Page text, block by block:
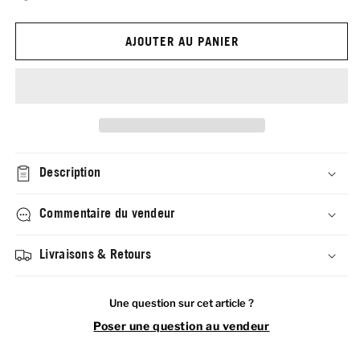
AJOUTER AU PANIER
Description
Commentaire du vendeur
Livraisons & Retours
Une question sur cet article ?
Poser une question au vendeur